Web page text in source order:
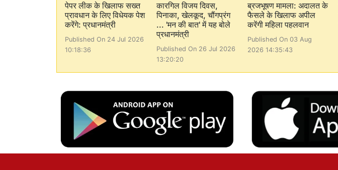
पेपर लीक के खिलाफ सख्त
प्रावधान के लिए विधेयक पेश
करेंगे: प्रधानमंत्री
Published On 24 Jul 2026
10:18:36
कारगिल विजय दिवस,
पिनाका, खेलकूद, चौंगप्रंग
... 'मन की बात' में यह बोले
प्रधानमंत्री
Published On 26 Jul 2026
13:20:20
ब्रजभूषण मामला: अदालत के
फैसले के खिलाफ अपील
करेंगी महिला पहलवान
Published On 03 Aug
2026 14:35:43